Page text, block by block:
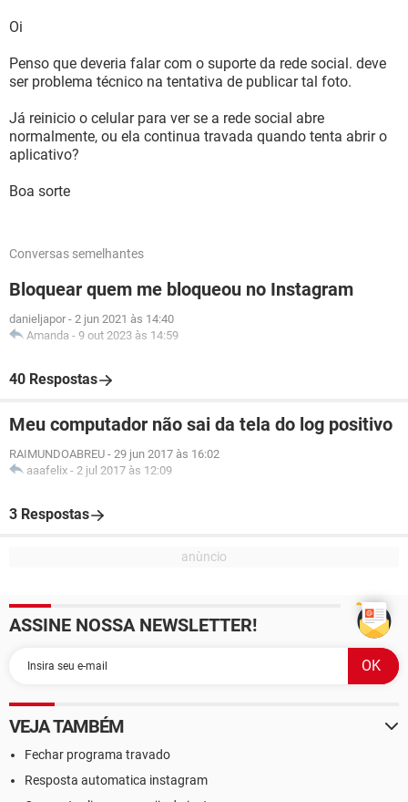
Oi
Penso que deveria falar com o suporte da rede social. deve
ser problema técnico na tentativa de publicar tal foto.
Já reinicio o celular para ver se a rede social abre
normalmente, ou ela continua travada quando tenta abrir o
aplicativo?
Boa sorte
Conversas semelhantes
Bloquear quem me bloqueou no Instagram
danieljapor - 2 jun 2021 às 14:40
Amanda - 9 out 2023 às 14:59
40 Respostas
Meu computador não sai da tela do log positivo
RAIMUNDOABREU - 29 jun 2017 às 16:02
aaafelix - 2 jul 2017 às 12:09
3 Respostas
ASSINE NOSSA NEWSLETTER!
VEJA TAMBÉM
Fechar programa travado
Resposta automatica instagram